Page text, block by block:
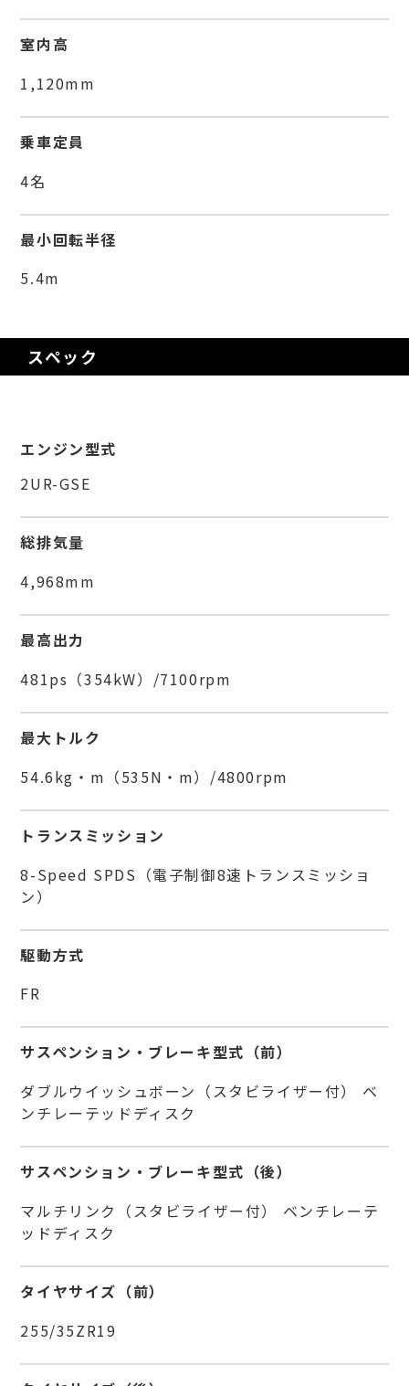
室内高
1,120mm
乗車定員
4名
最小回転半径
5.4m
スペック
エンジン型式
2UR-GSE
総排気量
4,968mm
最高出力
481ps（354kW）/7100rpm
最大トルク
54.6kg・m（535N・m）/4800rpm
トランスミッション
8-Speed SPDS（電子制御8速トランスミッショ
ン）
駆動方式
FR
サスペンション・ブレーキ型式（前）
ダブルウイッシュボーン（スタビライザー付） ベ
ンチレーテッドディスク
サスペンション・ブレーキ型式（後）
マルチリンク（スタビライザー付） ベンチレーテ
ッドディスク
タイヤサイズ（前）
255/35ZR19